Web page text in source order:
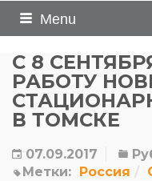
Menu
С 8
РАБОТУ
В ТОМСКЕ
07.09.2017
Метки: Россия